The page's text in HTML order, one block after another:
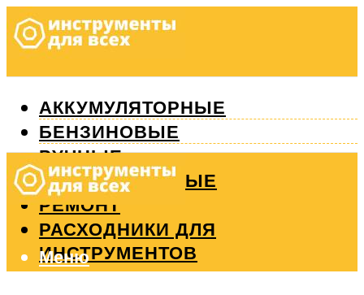
АККУМУЛЯТОРНЫЕ
БЕНЗИНОВЫЕ
РУЧНЫЕ
ИЗМЕРИТЕЛЬНЫЕ
РЕМОНТ
РАСХОДНИКИ ДЛЯ
ИНСТРУМЕНТОВ
Меню